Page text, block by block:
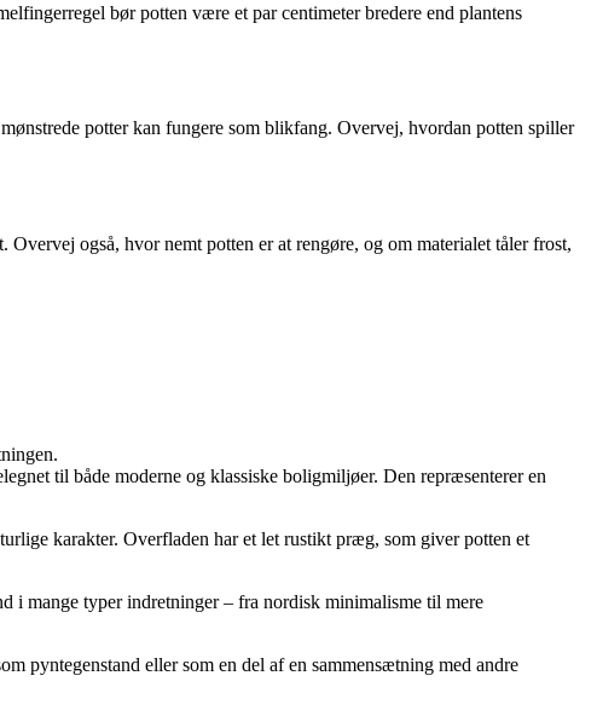
bør potten være et par centimeter bredere end plantens
potter kan fungere som blikfang. Overvej, hvordan potten spiller
også, hvor nemt potten er at rengøre, og om materialet tåler frost,
til både moderne og klassiske boligmiljøer. Den repræsenterer en
karakter. Overfladen har et let rustikt præg, som giver potten et
i mange typer indretninger – fra nordisk minimalisme til mere
pyntegenstand eller som en del af en sammensætning med andre